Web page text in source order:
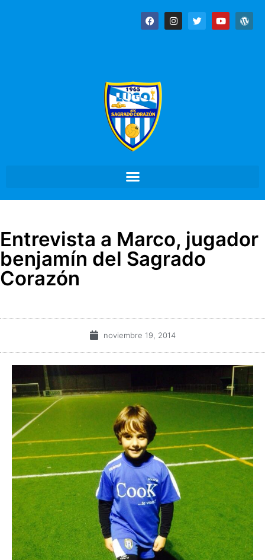
Entrevista a Marco, jugador
benjamín del Sagrado
Corazón
noviembre 19, 2014